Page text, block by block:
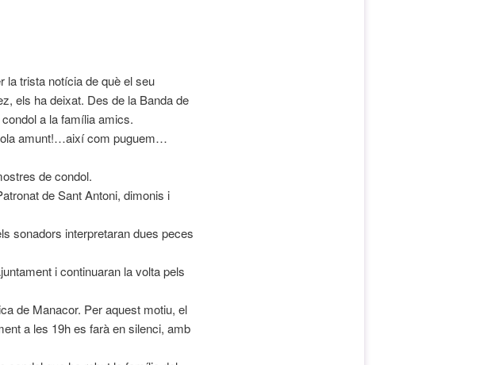
la trista notícia de què el seu
els ha deixat. Des de la Banda de
a la família amics.
amunt!…així com puguem…
de condol.
de Sant Antoni, dimonis i
sonadors interpretaran dues peces
i continuaran la volta pels
de Manacor. Per aquest motiu, el
a les 19h es farà en silenci, amb